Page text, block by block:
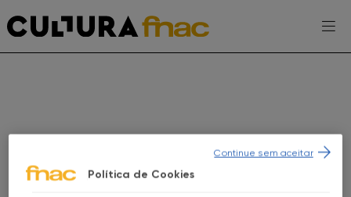
Política de Cookies
Continue sem aceitar